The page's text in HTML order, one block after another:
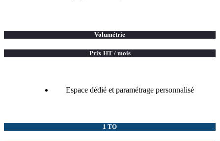
Volumétrie
Prix HT / mois
Espace dédié et paramétrage personnalisé
1 TO